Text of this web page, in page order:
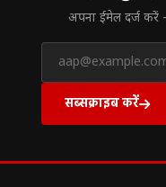
अपना ईमेल दर्ज करें
सब्सक्राइब करें